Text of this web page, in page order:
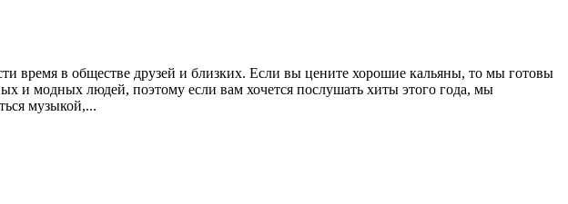
время в обществе друзей и близких. Если вы цените хорошие кальяны, то мы готовы
и модных людей, поэтому если вам хочется послушать хиты этого года, мы
музыкой,...